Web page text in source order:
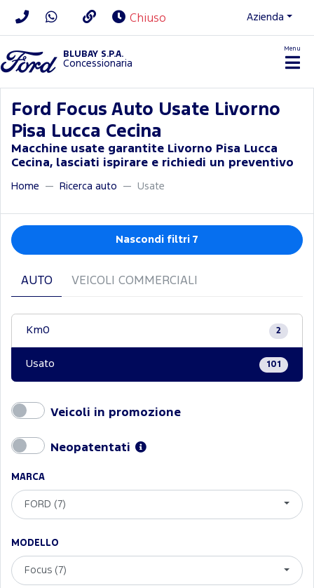
Chiuso Azienda
BLUBAY S.P.A.
Concessionaria
Menu
Ford Focus Auto Usate Livorno
Pisa Lucca Cecina
Macchine usate garantite Livorno Pisa Lucca
Cecina, lasciati ispirare e richiedi un preventivo
Home Ricerca auto Usate
Nascondi filtri 7
AUTO VEICOLI COMMERCIALI
Km0 2
Usato 101
Veicoli in promozione
Neopatentati
MARCA
FORD (7)
MODELLO
Focus (7)